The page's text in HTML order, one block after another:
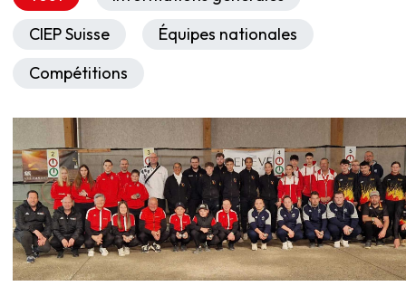
CIEP Suisse
Équipes nationales
Compétitions